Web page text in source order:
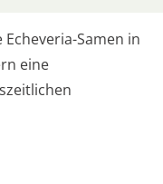
Samen in
eine